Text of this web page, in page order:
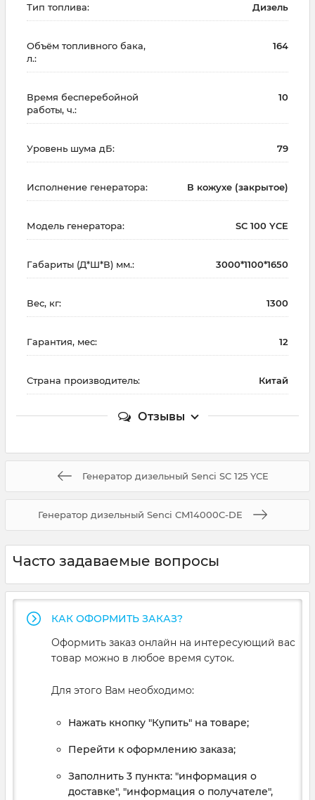
Тип топлива: Дизель
Объём топливного бака,
л.:
164
Время бесперебойной
работы, ч.:
10
Уровень шума дБ: 79
Исполнение генератора: В кожухе (закрытое)
Модель генератора: SC 100 YCE
Габариты (Д*Ш*В) мм.: 3000*1100*1650
Вес, кг: 1300
Гарантия, мес: 12
Страна производитель: Китай
Отзывы
Генератор дизельный Senci SC 125 YCE
Генератор дизельный Senci CM14000C-DE
Часто задаваемые вопросы
КАК ОФОРМИТЬ ЗАКАЗ?
Оформить заказ онлайн на интересующий вас
товар можно в любое время суток.
Для этого Вам необходимо:
Нажать кнопку "Купить" на товаре;
Перейти к оформлению заказа;
Заполнить 3 пункта: "информация о
доставке", "информация о получателе",